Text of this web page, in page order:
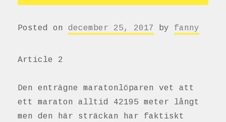
Posted on december 25, 2017 by fanny
Article 2
Den enträgne maratonlöparen vet att
ett maraton alltid 42195 meter långt
men den här sträckan har faktiskt